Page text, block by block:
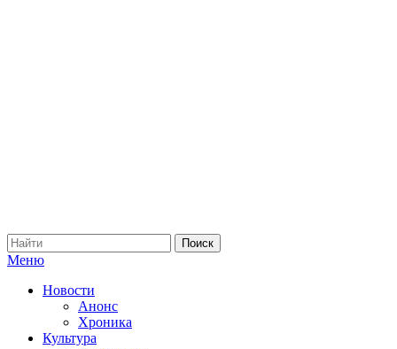
Меню
Новости
Анонс
Хроника
Культура